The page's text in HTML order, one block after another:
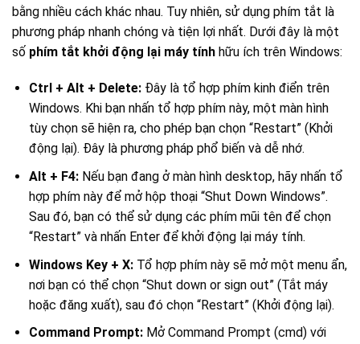
bằng nhiều cách khác nhau. Tuy nhiên, sử dụng phím tắt là
phương pháp nhanh chóng và tiện lợi nhất. Dưới đây là một
số phím tắt khởi động lại máy tính hữu ích trên Windows:
Ctrl + Alt + Delete:Đây là tổ hợp phím kinh điển trên
Windows. Khi bạn nhấn tổ hợp phím này, một màn hình
tùy chọn sẽ hiện ra, cho phép bạn chọn “Restart” (Khởi
động lại). Đây là phương pháp phổ biến và dễ nhớ.
Alt + F4:Nếu bạn đang ở màn hình desktop, hãy nhấn tổ
hợp phím này để mở hộp thoại “Shut Down Windows”.
Sau đó, bạn có thể sử dụng các phím mũi tên để chọn
“Restart” và nhấn Enter để khởi động lại máy tính.
Windows Key + X:Tổ hợp phím này sẽ mở một menu ẩn,
nơi bạn có thể chọn “Shut down or sign out” (Tắt máy
hoặc đăng xuất), sau đó chọn “Restart” (Khởi động lại).
Command Prompt:Mở Command Prompt (cmd) với